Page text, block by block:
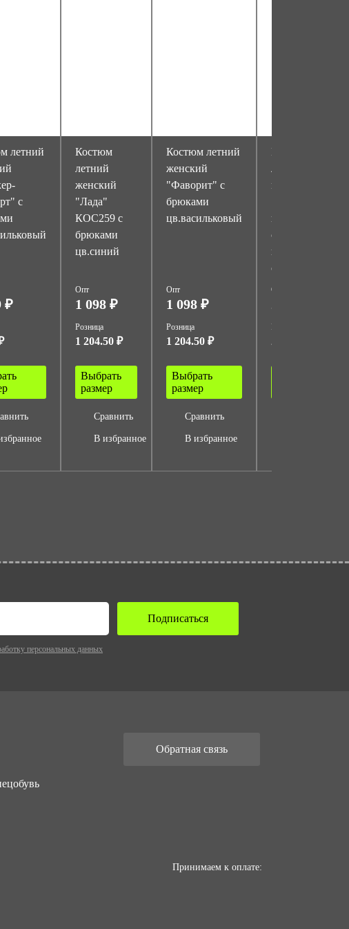
летний
с
₽
Костюм
летний
женский
"Лада"
КОС259 с
брюками
цв.синий
Опт
1 098 ₽
Розница
1 204.50 ₽
Выбрать
размер
Сравнить
В избранное
Костюм летний
женский
"Фаворит" с
брюками
цв.васильковый
Опт
1 098 ₽
Розница
1 204.50 ₽
Выбрать
размер
Сравнить
В избранное
Костюм
летний
мужской
п/к цв.синий
с
васильковой
отделкой
Опт
2 318 ₽
Розница
2 550 ₽
персональных данных
Подписаться
Обратная связь
Принимаем к оплате: